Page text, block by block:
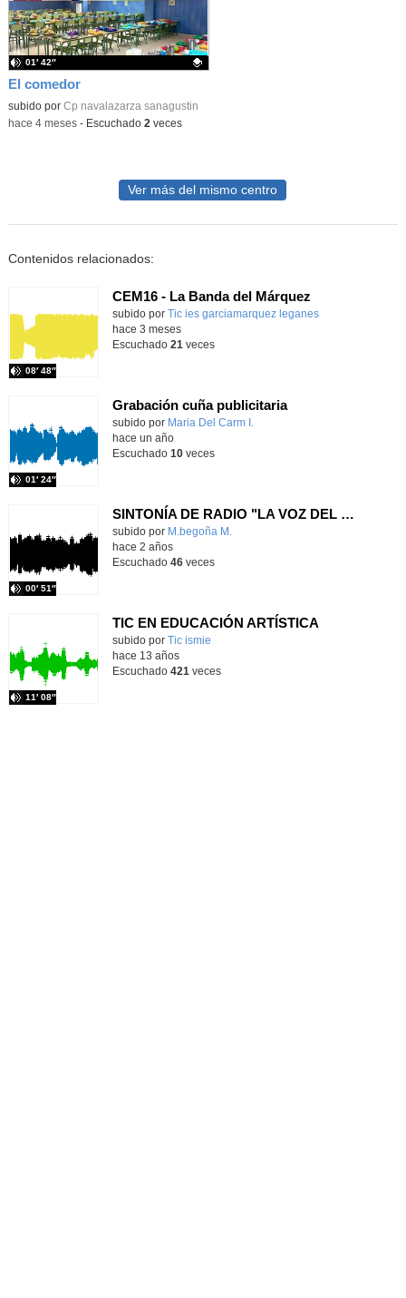
El comedor
Contenido educativo.
subido por Cp navalazarza sanagustin
01′ 42″
-hace 4 meses- Escuchado 2veces
Ver más del mismo centro
Contenidos relacionados:
CEM16 - La Banda del Márquez
subido por Tic ies garciamarquez leganes
08′ 48″
-
hace 3 meses
Escuchado 21 veces
Grabación cuña publicitaria
subido por Maria Del Carm I.
01′ 24″
hace un año
Escuchado 10veces
SINTONÍA DE RADIO "LA VOZ DEL MAESTRA"
Contenido educativo.
subido por M.begoña M.
00′ 51″
hace 2 años
Escuchado 46veces
TIC EN EDUCACIÓN ARTÍSTICA
subido por Tic ismie
11′ 08″
hace 13 años
Escuchado 421 veces